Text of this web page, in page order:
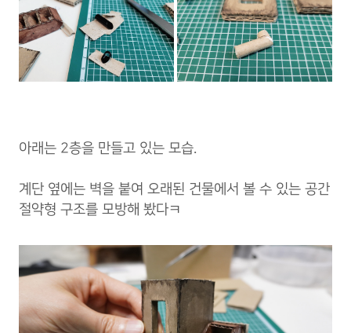
아래는 2층을 만들고 있는 모습.
계단 옆에는 벽을 붙여 오래된 건물에서 볼 수 있는 공간
절약형 구조를 모방해 봤다ㅋ